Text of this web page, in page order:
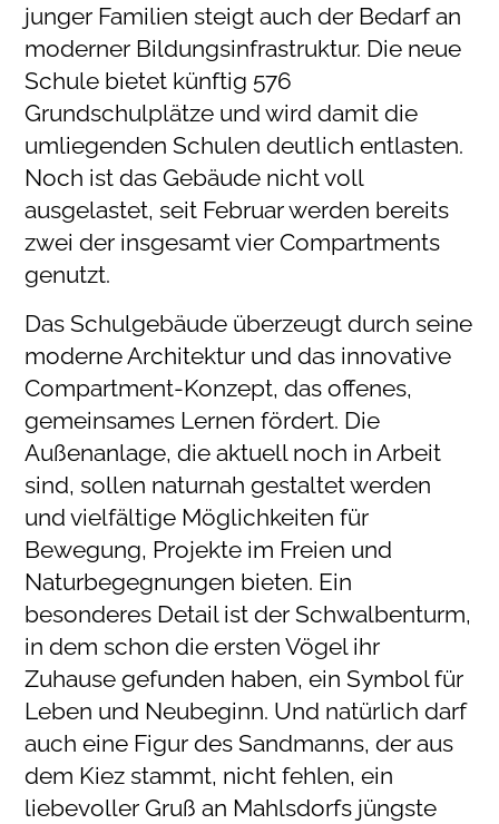
junger Familien steigt auch der Bedarf an
moderner Bildungsinfrastruktur. Die neue
Schule bietet künftig 576
Grundschulplätze und wird damit die
umliegenden Schulen deutlich entlasten.
Noch ist das Gebäude nicht voll
ausgelastet, seit Februar werden bereits
zwei der insgesamt vier Compartments
genutzt.
Das Schulgebäude überzeugt durch seine
moderne Architektur und das innovative
Compartment-Konzept, das offenes,
gemeinsames Lernen fördert. Die
Außenanlage, die aktuell noch in Arbeit
sind, sollen naturnah gestaltet werden
und vielfältige Möglichkeiten für
Bewegung, Projekte im Freien und
Naturbegegnungen bieten. Ein
besonderes Detail ist der Schwalbenturm,
in dem schon die ersten Vögel ihr
Zuhause gefunden haben, ein Symbol für
Leben und Neubeginn. Und natürlich darf
auch eine Figur des Sandmanns, der aus
dem Kiez stammt, nicht fehlen, ein
liebevoller Gruß an Mahlsdorfs jüngste